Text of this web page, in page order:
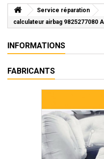
Service réparation
calculateur airbag 9825277080
INFORMATIONS
FABRICANTS